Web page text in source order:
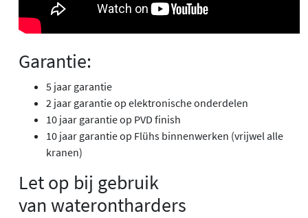
Garantie:
5 jaar garantie
2 jaar garantie op elektronische onderdelen
10 jaar garantie op PVD finish
10 jaar garantie op Flühs binnenwerken (vrijwel alle
kranen)
Let op bij gebruik
van waterontharders